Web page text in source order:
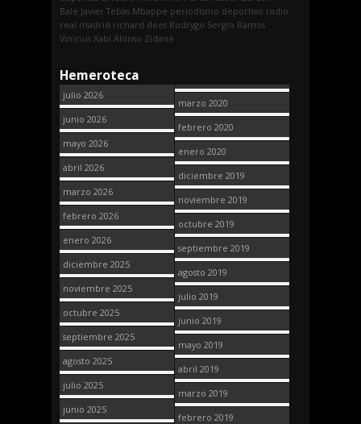
Bale Javier Tebas Mbappe periodismo deportivo radio
real madrid richard dees Rodrygo Sergio Ramos
Vinicius Xabi Alonso Zidane
Hemeroteca
julio 2026
junio 2026
mayo 2026
abril 2026
marzo 2026
febrero 2026
enero 2026
diciembre 2025
noviembre 2025
octubre 2025
septiembre 2025
agosto 2025
julio 2025
junio 2025
marzo 2020
febrero 2020
enero 2020
diciembre 2019
noviembre 2019
octubre 2019
septiembre 2019
agosto 2019
julio 2019
junio 2019
mayo 2019
abril 2019
marzo 2019
febrero 2019